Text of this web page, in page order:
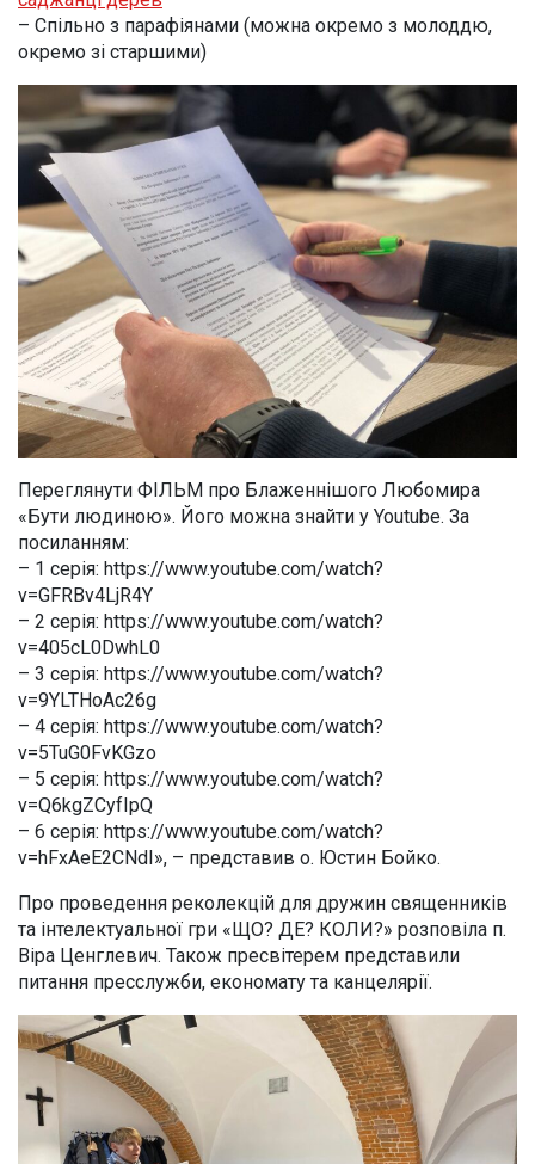
– Спільно з парафіянами (можна окремо з молоддю,
окремо зі старшими)
Переглянути ФІЛЬМ про Блаженнішого Любомира
«Бути людиною». Його можна знайти у Youtube. За
посиланням:
– 1 серія: https://www.youtube.com/watch?
v=GFRBv4LjR4Y
– 2 серія: https://www.youtube.com/watch?
v=405cL0DwhL0
– 3 серія: https://www.youtube.com/watch?
v=9YLTHoAc26g
– 4 серія: https://www.youtube.com/watch?
v=5TuG0FvKGzo
– 5 серія: https://www.youtube.com/watch?
v=Q6kgZCyfIpQ
– 6 серія: https://www.youtube.com/watch?
v=hFxAeE2CNdI», – представив о. Юстин Бойко.
Про проведення реколекцій для дружин священників
та інтелектуальної гри «ЩО? ДЕ? КОЛИ?» розповіла п.
Віра Ценглевич. Також пресвітерем представили
питання пресслужби, економату та канцелярії.